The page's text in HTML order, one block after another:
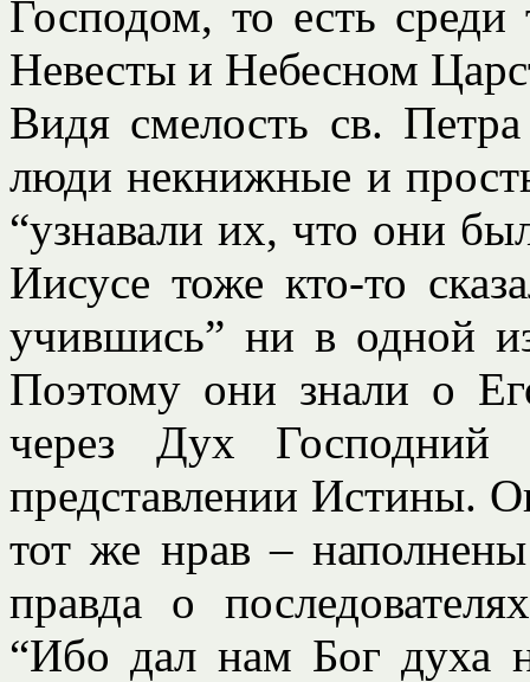
Господом, то есть среди
Невесты и Небесном
Видя смелость св.
люди некнижные и
“узнавали их, что они
Иисусе тоже кто-то
учившись” ни в одной
Поэтому они знали о
через Дух
представлении Истины.
тот же нрав –
правда о
“Ибо дал нам Бог духа